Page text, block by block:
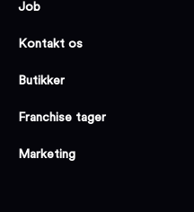
Job
Kontakt os
Butikker
Franchise tager
Marketing